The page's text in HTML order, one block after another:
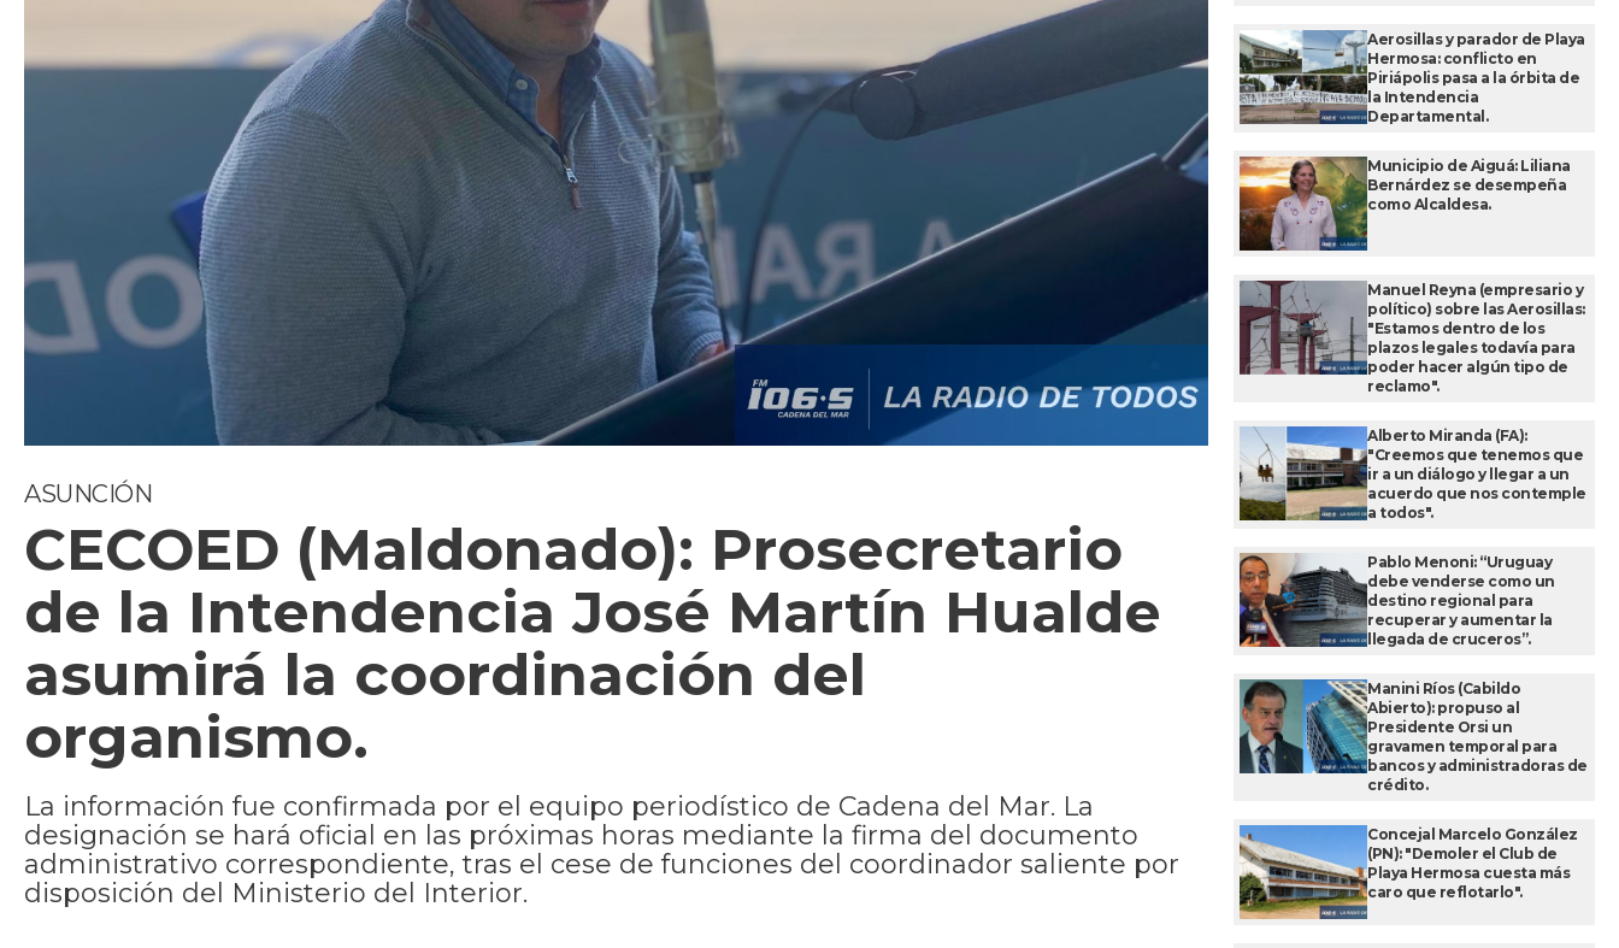
ASUNCIÓN
CECOED (Maldonado): Prosecretario
de la Intendencia José Martín Hualde
asumirá la coordinación del
organismo.
La información fue confirmada por el equipo periodístico de Cadena del Mar. La
designación se hará oficial en las próximas horas mediante la firma del documento
administrativo correspondiente, tras el cese de funciones del coordinador saliente por
disposición del Ministerio del Interior.
Aerosillas y parador de Playa
Hermosa: conflicto en
Piriápolis pasa a la órbita de
la Intendencia
Departamental.
Municipio de Aiguá: Liliana
Bernárdez se desempeña
como Alcaldesa.
Manuel Reyna (empresario y
político) sobre las Aerosillas:
"Estamos dentro de los
plazos legales todavía para
poder hacer algún tipo de
reclamo".
Alberto Miranda (FA):
"Creemos que tenemos que
ir a un diálogo y llegar a un
acuerdo que nos contemple
a todos".
Pablo Menoni: “Uruguay
debe venderse como un
destino regional para
recuperar y aumentar la
llegada de cruceros”.
Manini Ríos (Cabildo
Abierto): propuso al
Presidente Orsi un
gravamen temporal para
bancos y administradoras de
crédito.
Concejal Marcelo González
(PN): "Demoler el Club de
Playa Hermosa cuesta más
caro que reflotarlo".